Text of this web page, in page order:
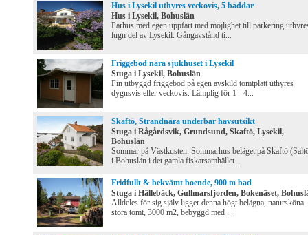
Hus i Lysekil uthyres veckovis, 5 bäddar
Hus i Lysekil, Bohuslän
Parhus med egen uppfart med möjlighet till parkering
lugn del av Lysekil. Gångavstånd ti...
Friggebod nära sjukhuset i Lysekil
Stuga i Lysekil, Bohuslän
Fin utbyggd friggebod på egen avskild tomtplätt uthyres
dygnsvis eller veckovis. Lämplig för 1 - 4...
Skaftö, Strandnära underbar havsutsikt
Stuga i Rågårdsvik, Grundsund, Skaftö, Lysekil,
Bohuslän
Sommar på Västkusten. Sommarhus beläget på Skaftö
i Bohuslän i det gamla fiskarsamhället...
Fridfullt & bekvämt boende, 900 m bad
Stuga i Hällebäck, Gullmarsfjorden, Bokenäset,
Alldeles för sig själv ligger denna högt belägna, natursköna
stora tomt, 3000 m2, bebyggd med ...